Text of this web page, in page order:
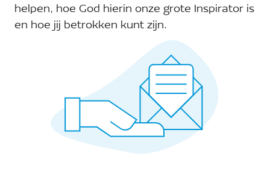
biesbosch@arocha.org
helpen, hoe God hierin onze grote Inspirator is
en hoe jij betrokken kunt zijn.